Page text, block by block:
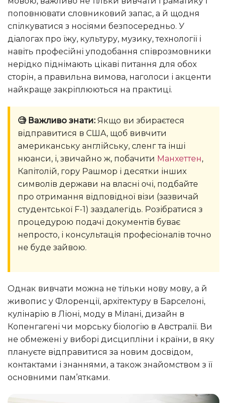
поповнювати словниковий запас, а й щодня
спілкуватися з носіями безпосередньо. У
діалогах про їжу, культуру, музику, технології і
навіть професійні уподобання співрозмовники
нерідко піднімають цікаві питання для обох
сторін, а правильна вимова, наголоси і акценти
найкраще закріплюються на практиці.
🧐 Важливо знати:Якщо ви збираєтеся
відправитися в США, щоб вивчити
американську англійську, сленг та інші
нюанси, і, звичайно ж, побачити Манхеттен,
Капітолій, гору Рашмор і десятки інших
символів держави на власні очі, подбайте
про отримання відповідної візи (зазвичай
студентської F-1) заздалегідь. Розібратися з
процедурою подачі документів буває
непросто, і консультація професіоналів точно
не буде зайвою.
Однак вивчати можна не тільки нову мову, а й
живопис у Флоренції, архітектуру в Барселоні,
кулінарію в Ліоні, моду в Мілані, дизайн в
Копенгагені чи морську біологію в Австралії. Ви
не обмежені у виборі дисципліни і країни, в яку
плануєте відправитися за новим досвідом,
контактами і знаннями, а також знайомством з її
основними пам’ятками.